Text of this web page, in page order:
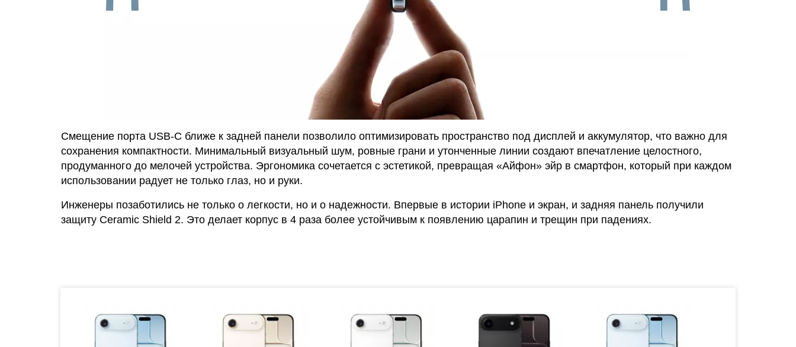
Смещение порта USB-C ближе к задней панели позволило оптимизировать пространство под дисплей и аккумулятор, что важно для
сохранения компактности. Минимальный визуальный шум, ровные грани и утонченные линии создают впечатление целостного,
продуманного до мелочей устройства. Эргономика сочетается с эстетикой, превращая «Айфон» эйр в смартфон, который при каждом
использовании радует не только глаз, но и руки.
Инженеры позаботились не только о легкости, но и о надежности. Впервые в истории iPhone и экран, и задняя панель получили
защиту Ceramic Shield 2. Это делает корпус в 4 раза более устойчивым к появлению царапин и трещин при падениях.